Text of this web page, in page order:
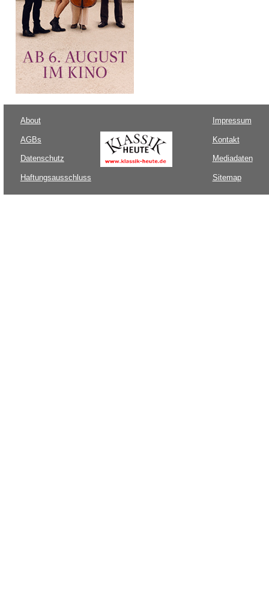
About
AGBs
Datenschutz
Haftungsausschluss
Impressum
Kontakt
Mediadaten
Sitemap